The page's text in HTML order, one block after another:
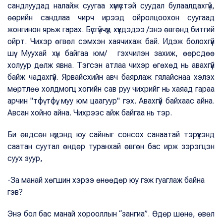
сандлуудад налайж суугаа хүмүүстэй суудал булаалдахгүй,
өөрийн сандлаа чирч ирээд ойролцоохон суугаад
жонгинон ярьж гарах. Бүсгүйчүүд хүүхдэдээ /энэ өвгөнд битгий
ойрт. Чихэр өгвөл сэмхэн хаячихаж бай. Идэж болохгүй
шүү. Муухай хүн байгаа юм/ гэхчилэн захиж, өөрсдөө
холуур дөлж явна. Тэгсэн атлаа чихэр өгөхөд нь авахгүй
байж чадахгүй. Ярвайсхийн авч баярлаж гялайснаа хэлэх
мөртлөө холдмогц хогийн сав руу чихрийг нь хаяад гараа
арчин "тфү тфү, муу юм цаагуур" гэх. Авахгүй байхаас айна.
Авсан хойно айна. Чихрээс айж байгаа нь тэр.
Би өвдсөн нүдэнд юу сайныг сонсох санаатай тэрүүхэнд
саатан суутал өндөр туранхай өвгөн бас ирж зэрэгцэн
суух зуур,
-За манай хөгшин хэрээ өнөөдөр юу гэж гуаглаж байна
гэв?
Энэ бол бас манай хорооллын “зангиа”. Өдөр шөнө, өвөл